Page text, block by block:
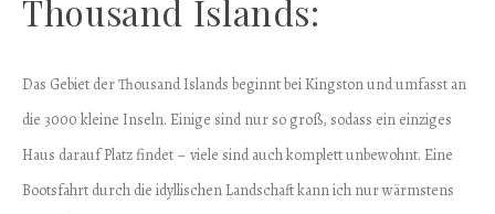
Thousand Islands:
Das Gebiet der Thousand Islands beginnt bei Kingston und umfasst an
die 3000 kleine Inseln. Einige sind nur so groß, sodass ein einziges
Haus darauf Platz findet – viele sind auch komplett unbewohnt. Eine
Bootsfahrt durch die idyllischen Landschaft kann ich nur wärmstens